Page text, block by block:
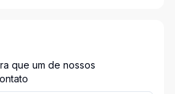
que um de nossos